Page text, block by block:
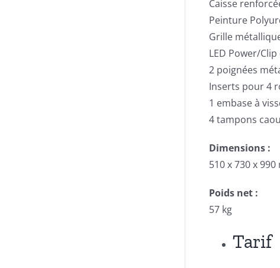
Caisse
Peinture
Grille
LED Power/
2 poignées
Inserts pour 4
1 embase à
4 tampons
Dimensions :
510 x 730 x 990
Poids net :
57 kg
Tarif